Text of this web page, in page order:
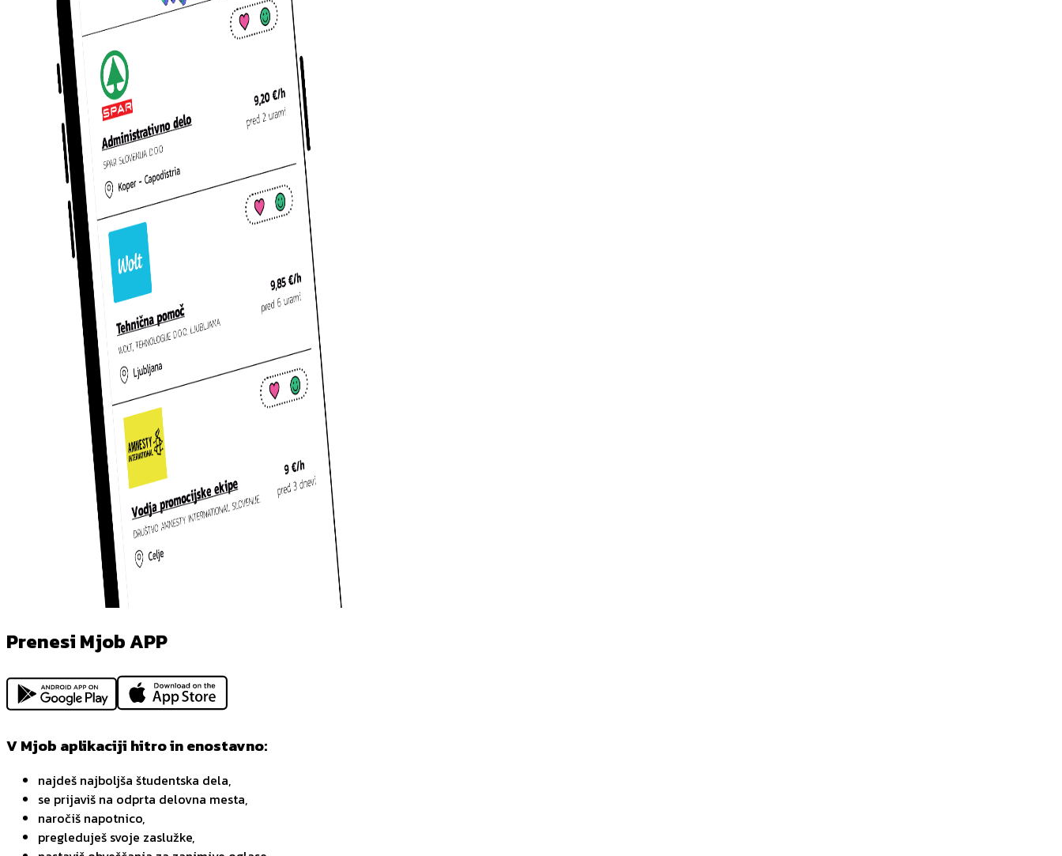
Prenesi Mjob APP
V Mjob aplikaciji hitro in enostavno:
najdeš najboljša študentska dela,
se prijaviš na odprta delovna mesta,
naročiš napotnico,
pregleduješ svoje zaslužke,